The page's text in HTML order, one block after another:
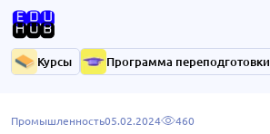
Курсы Программа переподготовки
Промышленность05.02.2024 460